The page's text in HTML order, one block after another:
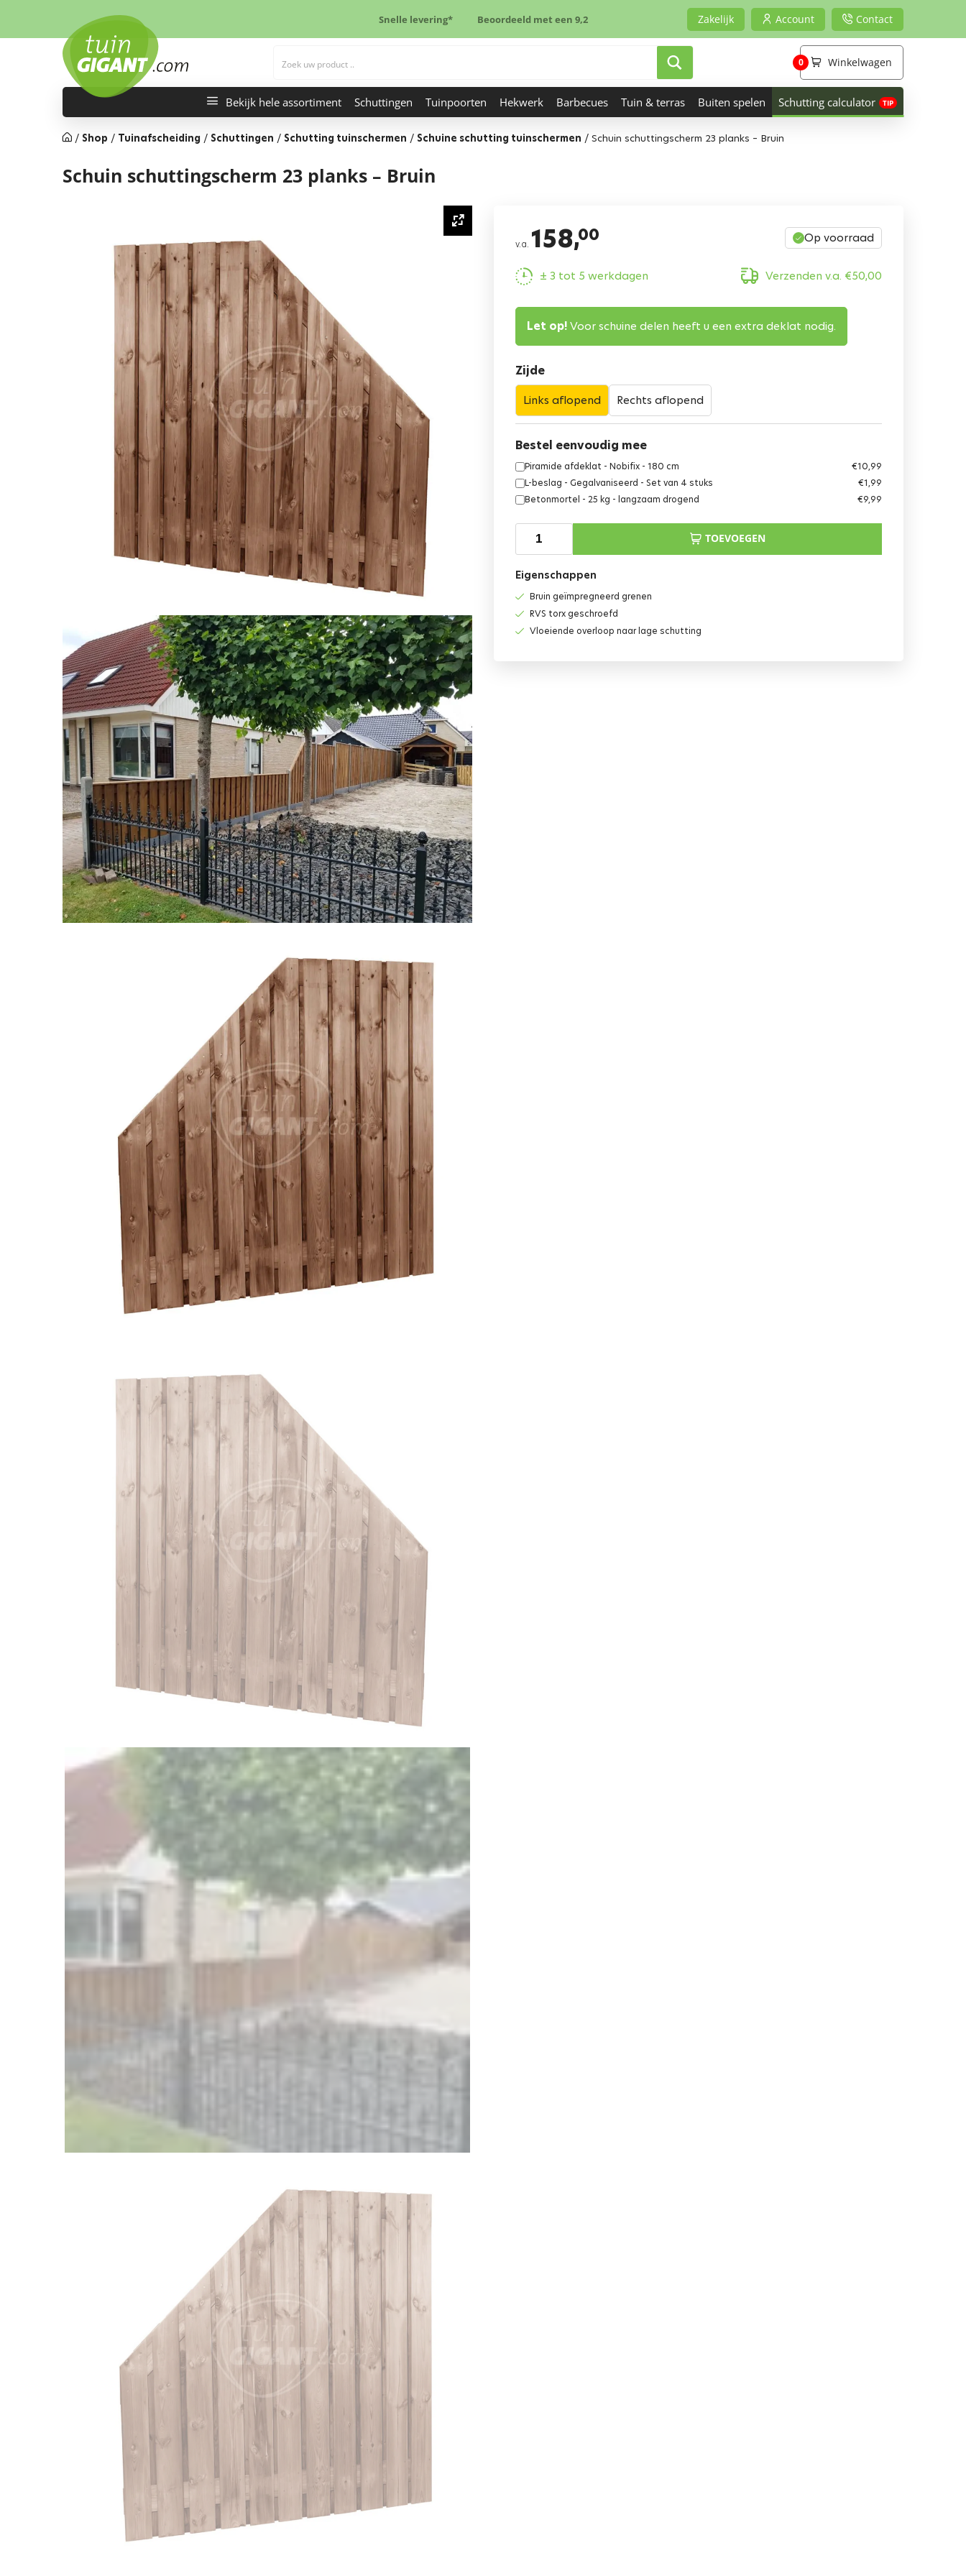
Snelle levering* Beoordeeld met een 9,2 Zakelijk Account Contact
Winkelwagen
0
Bekijk hele assortiment Schuttingen Tuinpoorten Hekwerk Barbecues Tuin & terras Buiten spelen Schutting calculator
/ Shop / Tuinafscheiding / Schuttingen / Schutting tuinschermen / Schuine schutting tuinschermen / Schuin schuttingscherm 23 planks – Bruin
Schuin schuttingscherm 23 planks – Bruin
v.a. 158,00 Op voorraad
± 3 tot 5 werkdagen Verzenden v.a. €50,00
Let op!Voor schuine delen heeft u een extra deklat nodig.
Zijde
Links aflopend Rechts aflopend
Bestel eenvoudig mee
Piramide afdeklat - Nobifix - 180 cm €10,99
L-beslag - Gegalvaniseerd - Set van 4 stuks
€1,99
Betonmortel - 25 kg - langzaam drogend
€9,99
TOEVOEGEN
Eigenschappen
Bruin geïmpregneerd grenen
RVS torx geschroefd
Vloeiende overloop naar lage schutting